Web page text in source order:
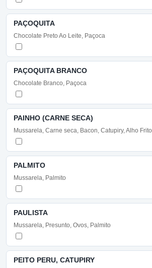
PAÇOQUITA
Chocolate Preto Ao Leite, Paçoca
PAÇOQUITA BRANCO
Chocolate Branco, Paçoca
PAINHO (CARNE SECA)
Mussarela, Carne seca, Bacon, Catupiry, Alho Frito
PALMITO
Mussarela, Palmito
PAULISTA
Mussarela, Presunto, Ovos, Palmito
PEITO PERU, CATUPIRY